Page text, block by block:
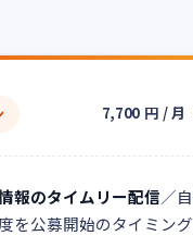
7,700 円 / 月
報のタイムリー配信／
を公募開始のタイミン